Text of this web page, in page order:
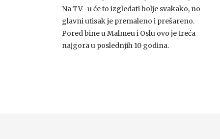
Na TV -u će to izgledati bolje svakako, no
glavni utisak je premaleno i prešareno.
Pored bine u Malmeu i Oslu ovo je treća
najgora u poslednjih 10 godina.